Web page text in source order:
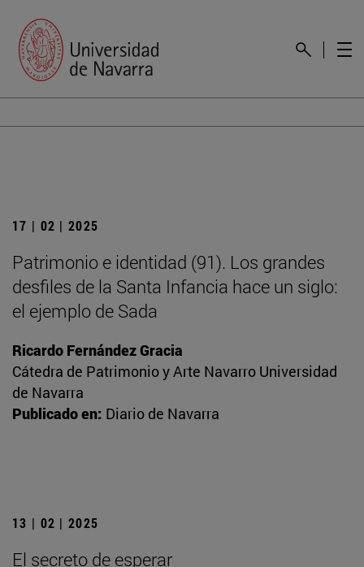
17 | 02 | 2025
Patrimonio e identidad (91). Los grandes
desfiles de la Santa Infancia hace un siglo:
el ejemplo de Sada
Ricardo Fernández Gracia
Cátedra de Patrimonio y Arte Navarro Universidad
de Navarra
Publicado en: Diario de Navarra
13 | 02 | 2025
El secreto de esperar